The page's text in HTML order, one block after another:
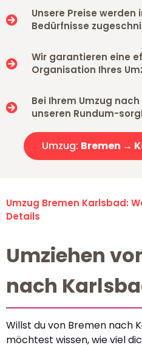
Unsere Preise werden
Bedürfnisse
Wir garantieren eine
Organisation Ihres
Bei Ihrem Umzug
unseren Rundum-
Umzug: Bremen →
Umzug Bremen Karlsbad:
Details
Umziehen
nach
Willst du von Bremen nach
möchtest wissen, wie viel